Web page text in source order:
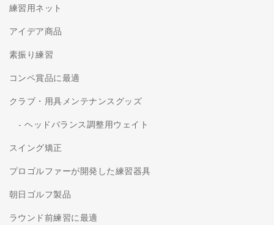
練習用ネット
アイデア商品
素振り練習
コンペ賞品に最適
クラブ・用具メンテナンスグッズ
ヘッドバランス調整用ウェイト
スイング矯正
プロゴルファーが開発した練習器具
朝日ゴルフ製品
ラウンド前練習に最適